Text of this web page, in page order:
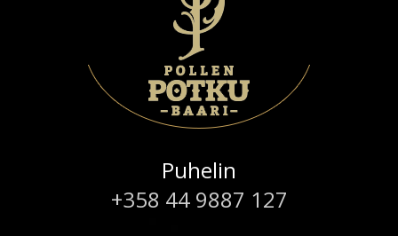
Puhelin
+358 44 9887 127